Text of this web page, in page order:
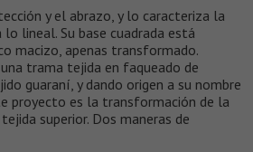
y el abrazo, y lo caracteriza la
lineal. Su base cuadrada está
macizo, apenas transformado.
trama tejida en faqueado de
guaraní, y dando origen a su nombre
proyecto es la transformación de la
superior. Dos maneras de